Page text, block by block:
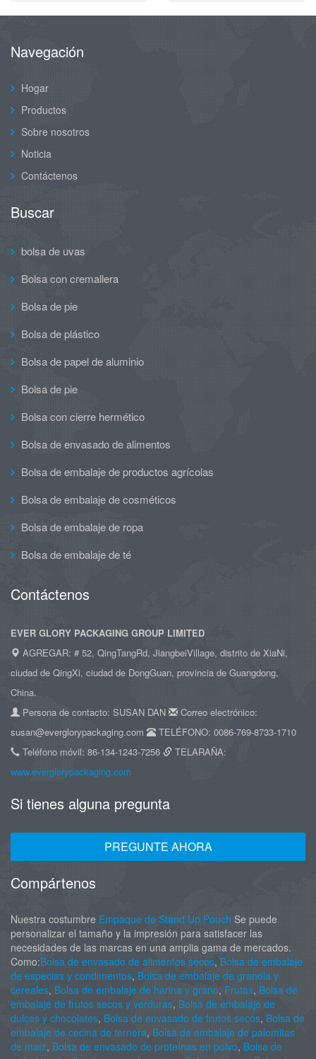
Navegación
Hogar
Productos
Sobre nosotros
Noticia
Contáctenos
Buscar
bolsa de uvas
Bolsa con cremallera
Bolsa de pie
Bolsa de plástico
Bolsa de papel de aluminio
Bolsa de pie
Bolsa con cierre hermético
Bolsa de envasado de alimentos
Bolsa de embalaje de productos agrícolas
Bolsa de embalaje de cosméticos
Bolsa de embalaje de ropa
Bolsa de embalaje de té
Contáctenos
EVER GLORY PACKAGING GROUP LIMITED
AGREGAR: # 52, QingTangRd, JiangbeiVillage, distrito de XiaNi,
ciudad de QingXi, ciudad de DongGuan, provincia de Guangdong,
China.
Persona de contacto: SUSAN DAN
Correo electrónico:
susan@everglorypackaging.com
TELÉFONO: 0086-769-8733-1710
Teléfono móvil: 86-134-1243-7256
TELARAÑA:
www.everglorypackaging.com
Si tienes alguna pregunta
PREGUNTE AHORA
Compártenos
Nuestra costumbre Empaque de Stand Up Pouch Se puede
personalizar el tamaño y la impresión para satisfacer las
necesidades de las marcas en una amplia gama de mercados.
Como:Bolsa de envasado de alimentos secos, Bolsa de embalaje
de especias y condimentos, Bolsa de embalaje de granola y
cereales, Bolsa de embalaje de harina y grano, Frutas, Bolsa de
embalaje de frutos secos y verduras, Bolsa de embalaje de
dulces y chocolates, Bolsa de envasado de frutos secos, Bolsa de
embalaje de cecina de ternera, Bolsa de embalaje de palomitas
de maíz, Bolsa de envasado de proteínas en polvo, Bolsa de